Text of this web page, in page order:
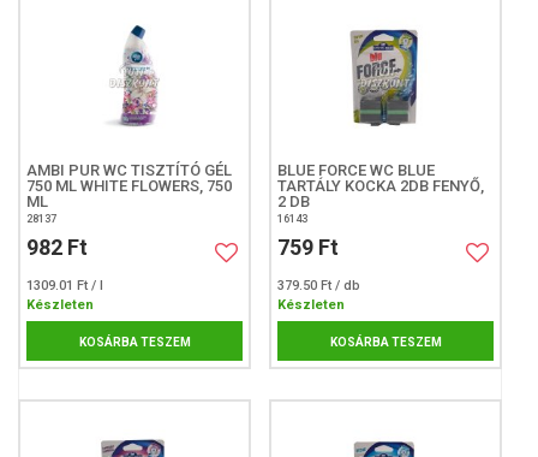
AMBI PUR WC TISZTÍTÓ GÉL
750 ML WHITE FLOWERS, 750
ML
28137
982 Ft
1309.01 Ft / l
Készleten
KOSÁRBA TESZEM
BLUE FORCE WC BLUE
TARTÁLY KOCKA 2DB FENYŐ,
2 DB
16143
759 Ft
379.50 Ft / db
Készleten
KOSÁRBA TESZEM